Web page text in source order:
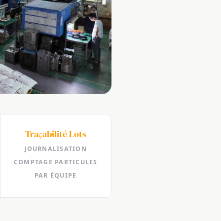
Traçabilité Lots
JOURNALISATION
COMPTAGE PARTICULES
PAR ÉQUIPE